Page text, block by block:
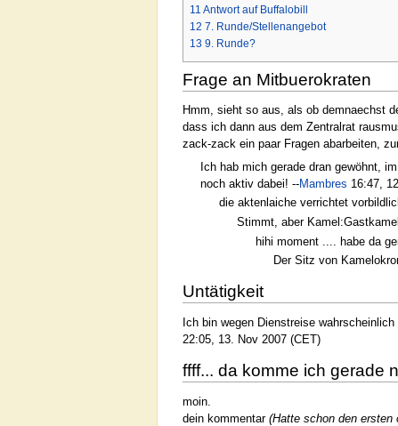
11 Antwort auf Buffalobill
12 7. Runde/Stellenangebot
13 9. Runde?
Frage an Mitbuerokraten
Hmm, sieht so aus, als ob demnaechst
dass ich dann aus dem Zentralrat
zack-zack ein paar Fragen abarbeiten,
Ich hab mich gerade dran gewöhnt,
noch aktiv dabei! --Mambres 16:47,
die aktenlaiche verrichtet
Stimmt, aber
hihi moment .... habe da
Der Sitz von
Untätigkeit
Ich bin wegen Dienstreise
22:05, 13. Nov 2007 (CET)
ffff... da komme ich gerade
moin.
dein kommentar (Hatte schon den ersten